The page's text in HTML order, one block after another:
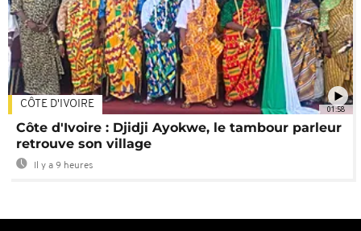
01:58
CÔTE D'IVOIRE
Côte d'Ivoire : Djidji Ayokwe, le tambour parleur
retrouve son village
Il y a 9 heures